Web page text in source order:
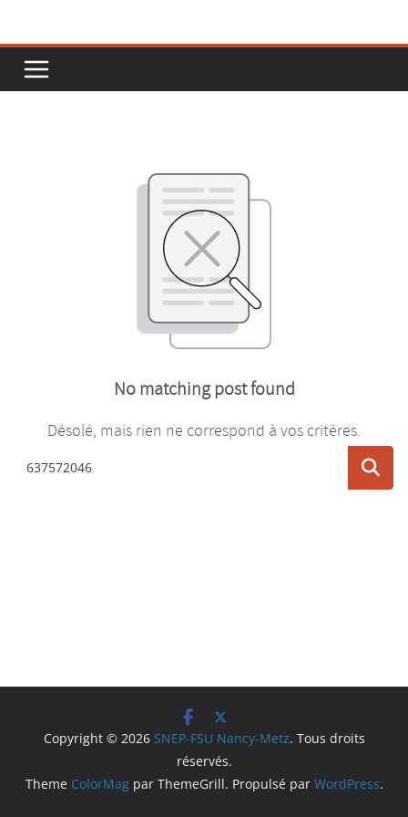
contenu
No matching post found
Désolé, mais rien ne correspond à vos critères.
Copyright © 2026 SNEP-FSU Nancy-Metz. Tous droits
réservés.
Theme ColorMagpar ThemeGrill. Propulsé par WordPress.